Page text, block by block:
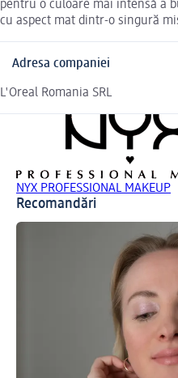
pentru o culoare mai intensă a
cu aspect mat dintr-o singură
Adresa companiei
L'Oreal Romania SRL
NYX PROFESSIONAL MAKEUP
Recomandări